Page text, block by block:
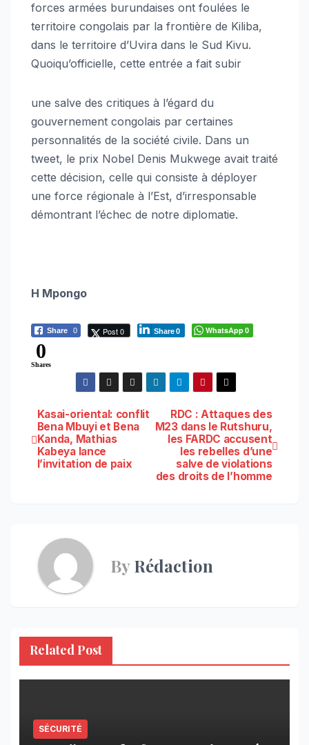
forces armées burundaises ont foulées le
territoire congolais par la frontière de Kiliba,
dans le territoire d’Uvira dans le Sud Kivu.
Quoiqu’officielle, cette entrée a fait subir
une salve des critiques à l’égard du
gouvernement congolais par certaines
personnalités de la société civile. Dans un
tweet, le prix Nobel Denis Mukwege avait traité
cette décision, celle qui consiste à déployer
une force régionale à l’Est, d’irresponsable
démontrant l’échec de notre diplomatie.
H Mpongo
Share 0 Post 0 Share0 WhatsApp0
0
Shares
Navigation
de
RDC : Attaques des
M23 dans le Rutshuru,
les FARDC accusent
les rebelles d’une
salve de violations
des droits de l’homme
Kasai-oriental: conflit
Bena Mbuyi et Bena
Kanda, Mathias
Kabeya lance
l’invitation de paix
ByRédaction
Related Post
SÉCURITÉ